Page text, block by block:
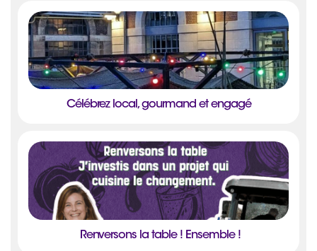
Célébrez local, gourmand et engagé
Renversons la table ! Ensemble !